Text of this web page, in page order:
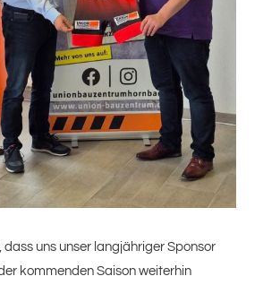
dass uns unser langjähriger Sponsor
kommenden Saison weiterhin